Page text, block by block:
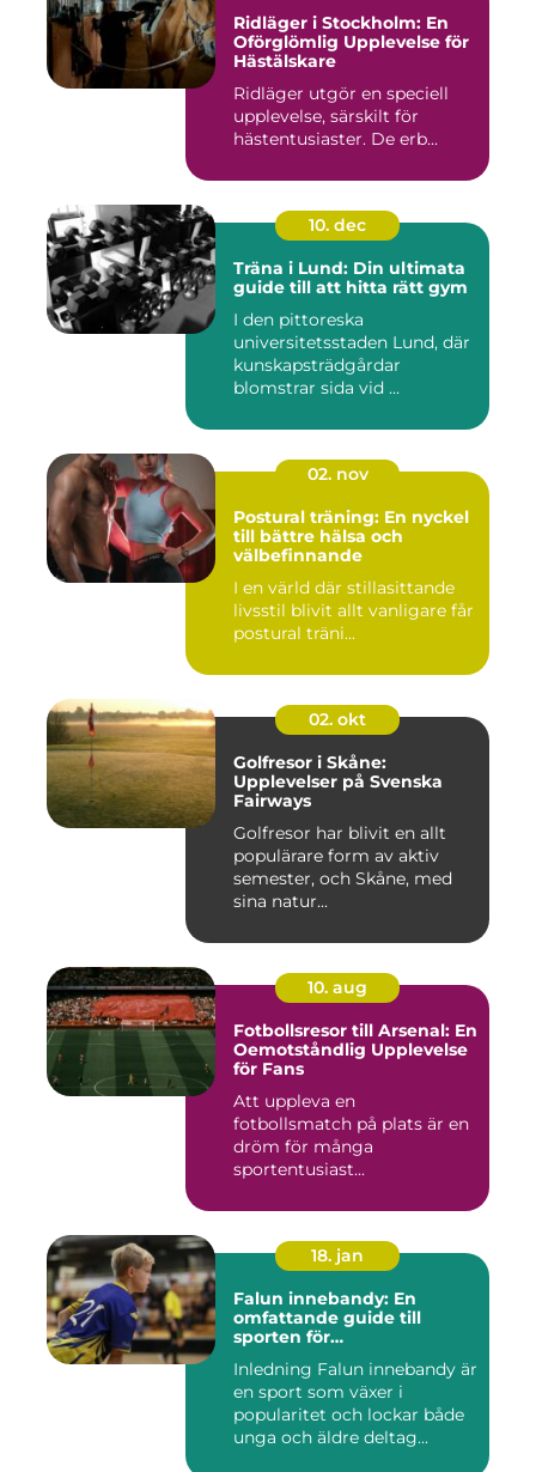
Ridläger i Stockholm: En
Oförglömlig Upplevelse för
Hästälskare
Ridläger utgör en speciell
upplevelse, särskilt för
hästentusiaster. De erb...
10. dec
Träna i Lund: Din ultimata
guide till att hitta rätt gym
I den pittoreska
universitetsstaden Lund, där
kunskapsträdgårdar
blomstrar sida vid ...
02. nov
Postural träning: En nyckel
till bättre hälsa och
välbefinnande
I en värld där stillasittande
livsstil blivit allt vanligare får
postural träni...
02. okt
Golfresor i Skåne:
Upplevelser på Svenska
Fairways
Golfresor har blivit en allt
populärare form av aktiv
semester, och Skåne, med
sina natur...
10. aug
Fotbollsresor till Arsenal: En
Oemotståndlig Upplevelse
för Fans
Att uppleva en
fotbollsmatch på plats är en
dröm för många
sportentusiast...
18. jan
Falun innebandy: En
omfattande guide till
sporten för
Inledning Falun innebandy är
en sport som växer i
popularitet och lockar både
unga och äldre deltag...